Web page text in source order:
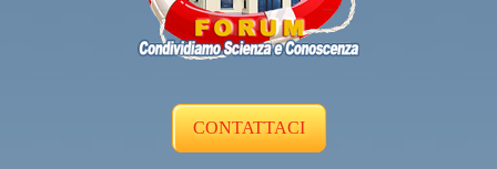
CONTATTACI